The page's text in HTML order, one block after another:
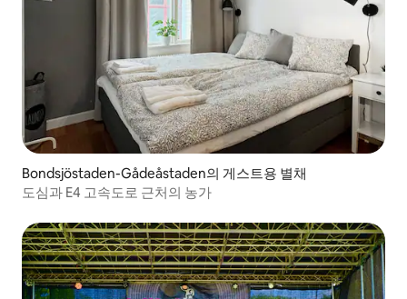
Bondsjöstaden-Gådeåstaden의 게스트용 별채
도심과 E4 고속도로 근처의 농가